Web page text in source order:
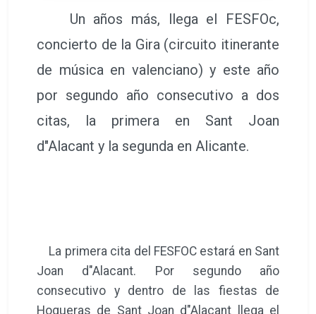
Un años más, llega el FESFOc,
concierto de la Gira (circuito itinerante
de música en valenciano) y este año
por segundo año consecutivo a dos
citas, la primera en Sant Joan
d"Alacant y la segunda en Alicante.
La primera cita del FESFOC estará en Sant
Joan d"Alacant. Por segundo año
consecutivo y dentro de las fiestas de
Hogueras de Sant Joan d"Alacant llega el